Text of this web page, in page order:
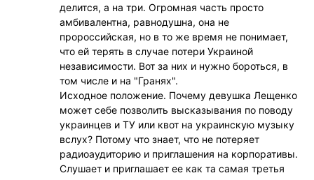
делится, а на три. Огромная часть просто
амбивалентна, равнодушна, она не
пророссийская, но в то же время не понимает,
что ей терять в случае потери Украиной
независимости. Вот за них и нужно бороться, в
том числе и на "Гранях".
Исходное положение. Почему девушка Лещенко
может себе позволить высказывания по поводу
украинцев и ТУ или квот на украинскую музыку
вслух? Потому что знает, что не потеряет
радиоаудиторию и приглашения на корпоративы.
Слушает и приглашает ее как та самая третья